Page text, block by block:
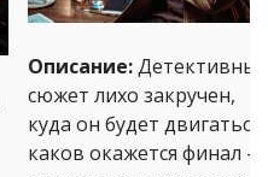
Описание:Детективный
сюжет лихо закручен,
куда он будет двигаться
каков окажется финал –